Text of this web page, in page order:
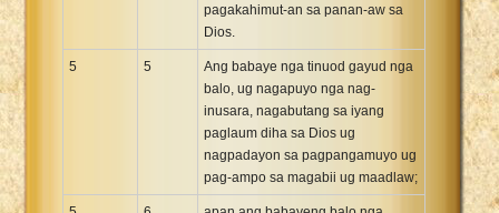
pagakahimut-an sa panan-aw sa
Dios.
5 5
Ang babaye nga tinuod gayud nga
balo, ug nagapuyo nga nag-
inusara, nagabutang sa iyang
paglaum diha sa Dios ug
nagpadayon sa pagpangamuyo ug
pag-ampo sa magabii ug maadlaw;